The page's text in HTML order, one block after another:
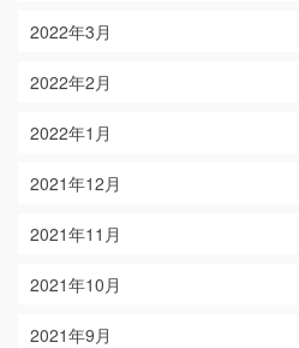
2022年3月
2022年2月
2022年1月
2021年12月
2021年11月
2021年10月
2021年9月